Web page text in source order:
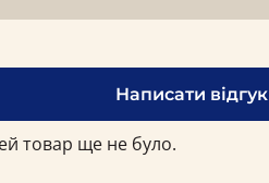
Написати відгук
товар ще не було.